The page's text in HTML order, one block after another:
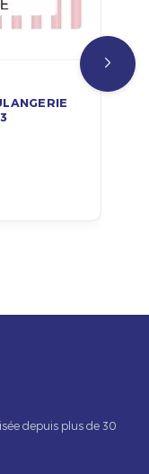
depuis plus de 30